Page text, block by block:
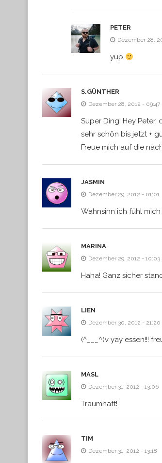
PETER
Dezember 28,
yup
S.GÜNTHER
Dezember 28, 2012 - 09:47
Super Ding! Hey
sehr schön bis jetzt +
Freue mich auf die
JASMIN
Dezember 29, 2012 - 01:01
Wahnsinn ich fühl
MARINA
Dezember 29, 2012 - 10:03
Haha! Ganz sicher
LIEN
Dezember 30, 2012 - 21:20
(^___^)v yay essen!!!
MASL
Dezember 31, 2012 - 13:06
Traumhaft!
TIM
Dezember 31, 2012 - 13:18